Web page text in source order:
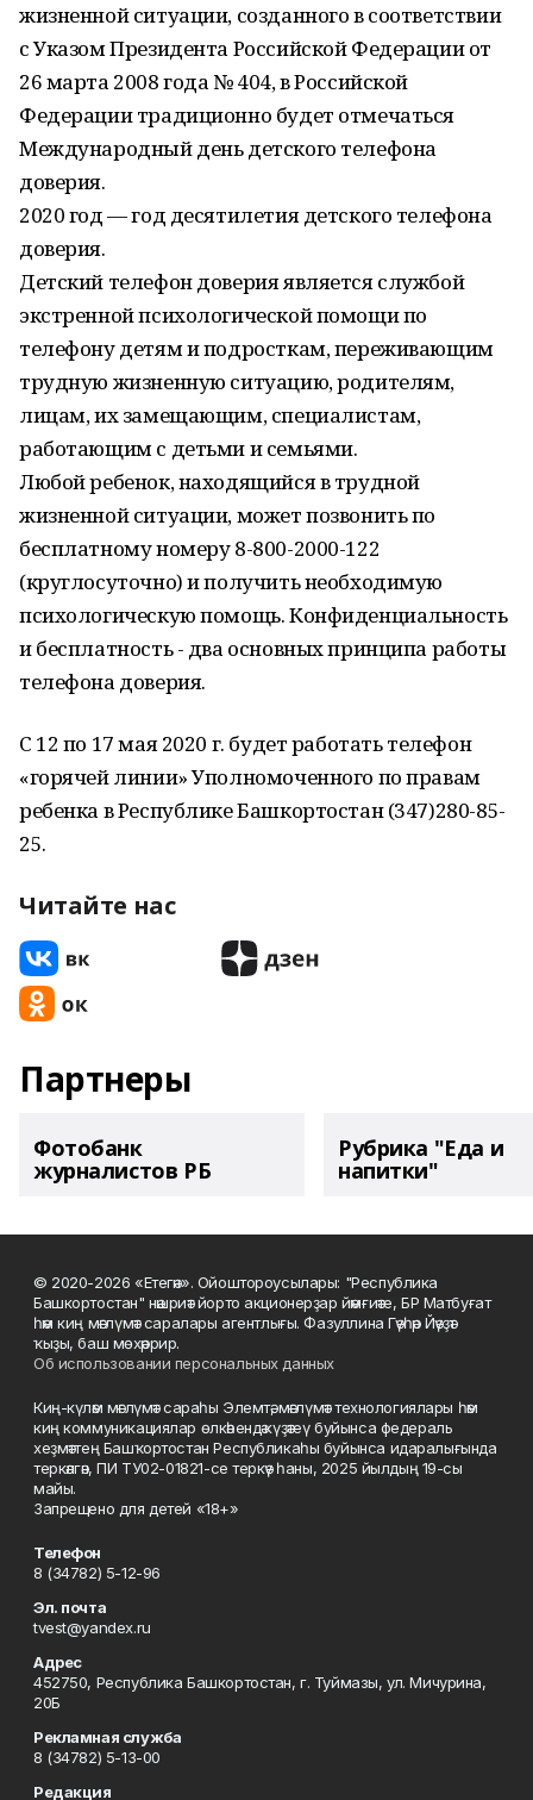
жизненной ситуации, созданного в соответствии
с Указом Президента Российской Федерации от
26 марта 2008 года № 404, в Российской
Федерации традиционно будет отмечаться
Международный день детского телефона
доверия.
2020 год — год десятилетия детского телефона
доверия.
Детский телефон доверия является службой
экстренной психологической помощи по
телефону детям и подросткам, переживающим
трудную жизненную ситуацию, родителям,
лицам, их замещающим, специалистам,
работающим с детьми и семьями.
Любой ребенок, находящийся в трудной
жизненной ситуации, может позвонить по
бесплатному номеру 8-800-2000-122
(круглосуточно) и получить необходимую
психологическую помощь. Конфиденциальность
и бесплатность - два основных принципа работы
телефона доверия.
С 12 по 17 мая 2020 г. будет работать телефон
«горячей линии» Уполномоченного по правам
ребенка в Республике Башкортостан (347)280-85-
25.
Читайте нас
Партнеры
Фотобанк
журналистов РБ
Рубрика "Еда и
напитки"
© 2020-2026 «Етегән». Ойоштороусылары: "Республика
Башкортостан" нәшриәт йорто акционерҙар йәмғиәте, БР Матбуғат
һәм киң мәғлүмәт саралары агентлығы. Фазуллина Гәүһәр Йәүҙәт
ҡыҙы, баш мөхәррир.
Об использовании персональных данных
Киң-күләм мәғлүмәт сараһы Элемтә, мәғлүмәт технологиялары һәм
киң коммуникациялар өлкәһендә күҙәтеү буйынса федераль
хеҙмәттең Башҡортостан Республикаһы буйынса идаралығында
теркәлгән, ПИ ТУ02-01821-се теркәү һаны, 2025 йылдың 19-сы
майы.
Запрещено для детей «18+»
Телефон
8 (34782) 5-12-96
Эл. почта
tvest@yandex.ru
Адрес
452750, Республика Башкортостан, г. Туймазы, ул. Мичурина,
20Б
Рекламная служба
8 (34782) 5-13-00
Редакция